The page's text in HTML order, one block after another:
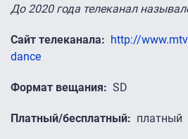
До 2020 года телеканал
Сайт телеканала
http://
dance
Формат вещания SD
Платный/бесплатный платный